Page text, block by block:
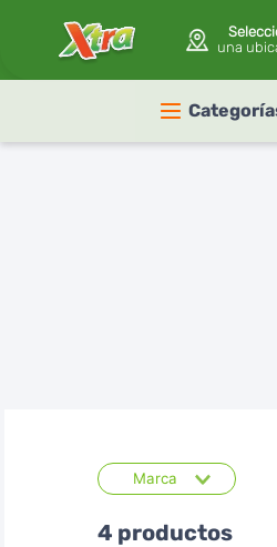
una
Marca
EnLinea
4 productos